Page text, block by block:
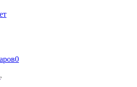
0